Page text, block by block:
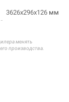
3626х296х126 мм
менять
производства.